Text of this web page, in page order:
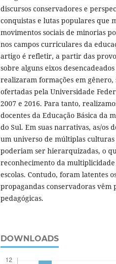
discursos conservadores e
conquistas e lutas populares que
movimentos sociais de minorias
nos campos curriculares da
artigo é refletir, a partir das
sobre alguns eixos
realizaram formações em
ofertadas pela Universidade
2007 e 2016. Para tanto,
docentes da Educação Básica da
do Sul. Em suas narrativas, as/os
um universo de múltiplas
poderiam ser hierarquizadas, o
reconhecimento da
escolas. Contudo, foram latentes
propagandas conservadoras vêm
pedagógicas.
DOWNLOADS